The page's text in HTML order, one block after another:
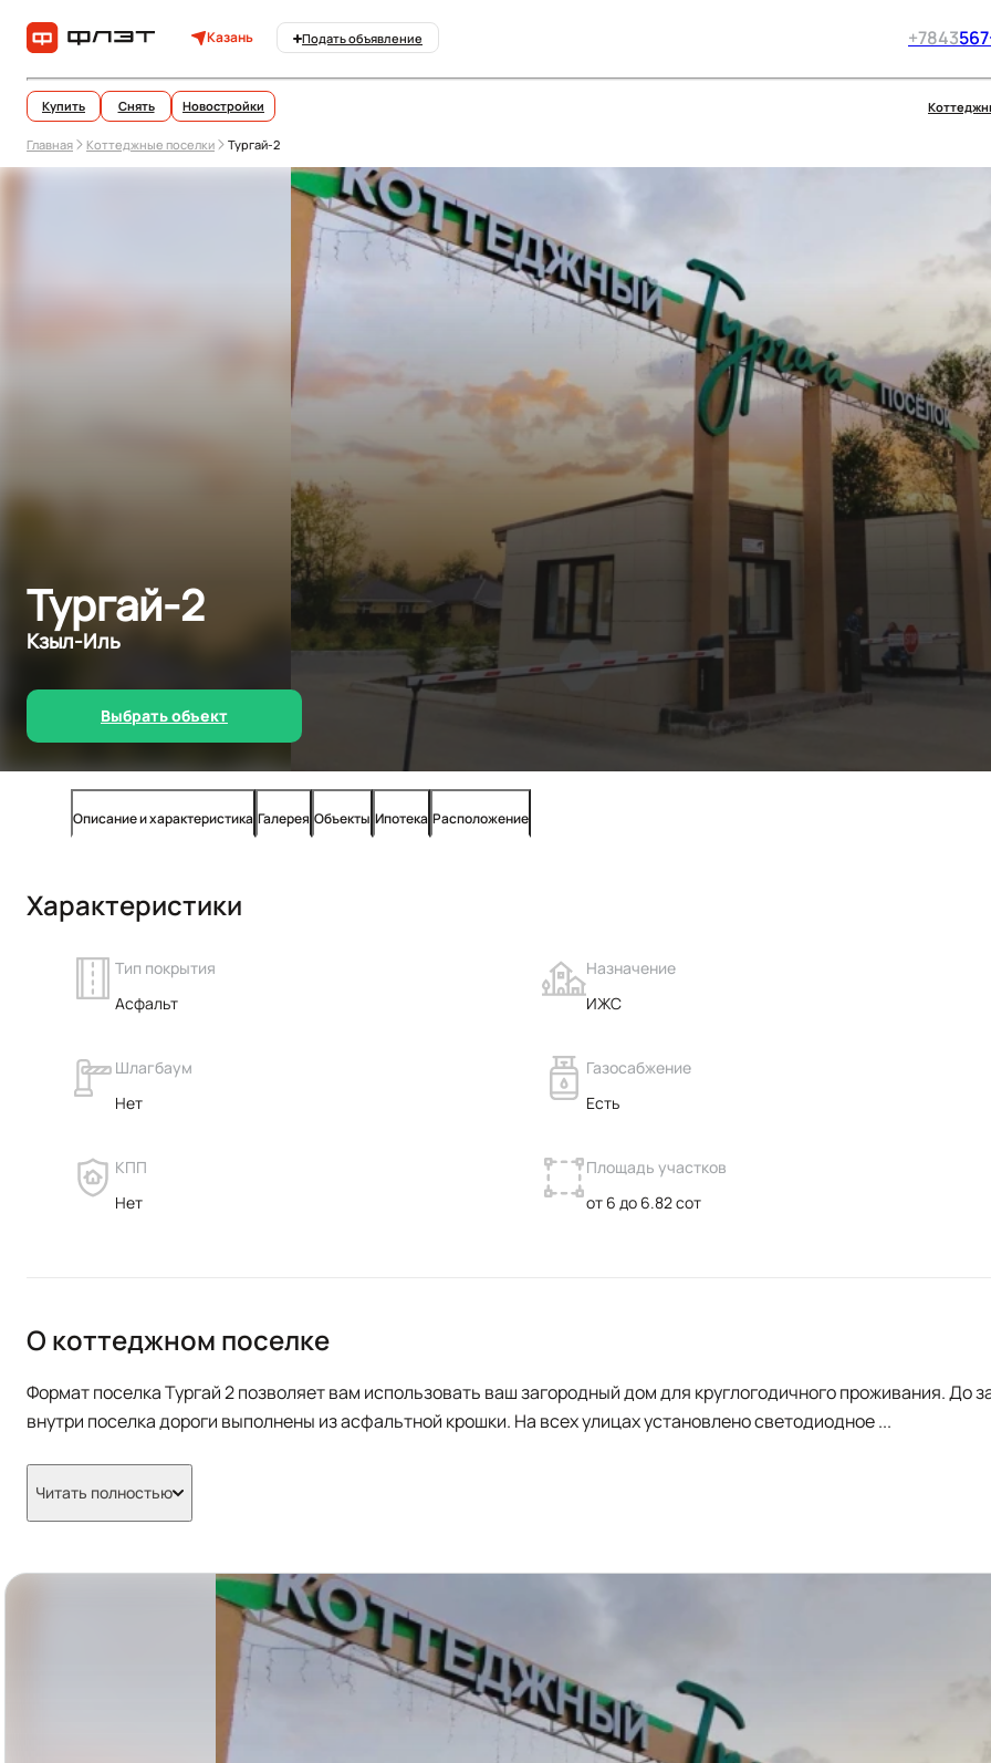
Казань Подать объявление +7843
Купить Снять Новостройки
Главная Коттеджные поселки Тургай-2
Тургай-2
Кзыл-Иль
Выбрать объект
Описание и характеристика Галерея Объекты Ипотека Расположение
Характеристики
Тип покрытия
Асфальт
Назначение
ИЖС
Шлагбаум
Нет
Газосабжение
Есть
КПП
Нет
Площадь участков
от 6 до 6.82 сот
О коттеджном поселке
Формат поселка Тургай 2 позволяет вам использовать ваш загородный дом для круглогодичного проживания. До
внутри поселка дороги выполнены из асфальтной крошки. На всех улицах установлено светодиодное...
Читать полностью